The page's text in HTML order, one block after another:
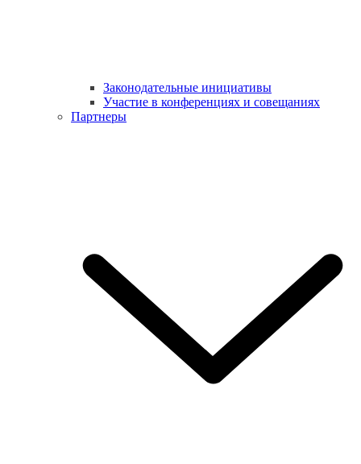
Законодательные инициативы
Участие в конференциях и совещаниях
Партнеры